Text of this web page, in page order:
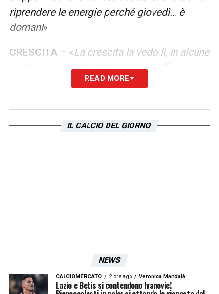
riprendere le energie perché giovedì… è
domani»
CRESCITA– «La crescita la vedo lì, in alcune
partite, la squadra ci ha messo sofferenza.
Quando io vedo la mia squadra con
siamo scontenti ma ho detto a loro che la
squadra ha dato tutto contro un avversario
READ MORE
IL CALCIO DEL GIORNO
NEWS
CALCIOMERCATO 2 ore ago Veronica Mandalà
Lazio e Betis si contendono Ivanovic!